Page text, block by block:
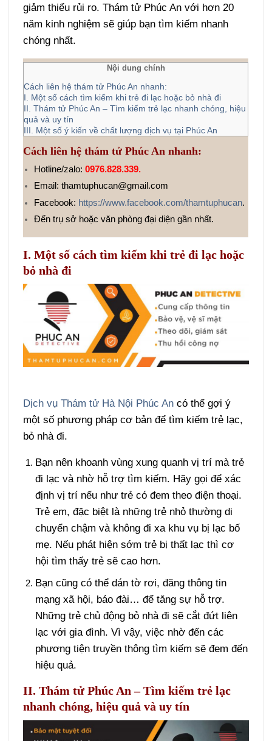
giảm thiểu rủi ro. Thám tử Phúc An với hơn 20
năm kinh nghiệm sẽ giúp bạn tìm kiếm nhanh
chóng nhất.
Nội dung chính
Cách liên hệ thám tử Phúc An nhanh:
I. Một số cách tìm kiếm khi trẻ đi lạc hoặc bỏ nhà đi
II. Thám tử Phúc An – Tìm kiếm trẻ lạc nhanh chóng, hiệu
quả và uy tín
III. Một số ý kiến về chất lượng dịch vụ tại Phúc An
Cách liên hệ thám tử Phúc An nhanh:
Hotline/zalo: 0976.828.339.
Email: thamtuphucan@gmail.com
Facebook: https://www.facebook.com/thamtuphucan.
Đến trụ sở hoặc văn phòng đại diện gần nhất.
I. Một số cách tìm kiếm khi trẻ đi lạc hoặc
bỏ nhà đi
Dịch vụ Thám tử Hà Nội Phúc An có thể gợi ý
một số phương pháp cơ bản để tìm kiếm trẻ lạc,
bỏ nhà đi.
Bạn nên khoanh vùng xung quanh vị trí mà trẻ
đi lạc và nhờ hỗ trợ tìm kiếm. Hãy gọi để xác
định vị trí nếu như trẻ có đem theo điện thoại.
Trẻ em, đặc biệt là những trẻ nhỏ thường di
chuyển chậm và không đi xa khu vụ bị lạc bố
mẹ. Nếu phát hiện sớm trẻ bị thất lạc thì cơ
hội tìm thấy trẻ sẽ cao hơn.
Bạn cũng có thể dán tờ rơi, đăng thông tin
mạng xã hội, báo đài… để tăng sự hỗ trợ.
Những trẻ chủ động bỏ nhà đi sẽ cắt đứt liên
lạc với gia đình. Vì vậy, việc nhờ đến các
phương tiện truyền thông tìm kiếm sẽ đem đến
hiệu quả.
II. Thám tử Phúc An – Tìm kiếm trẻ lạc
nhanh chóng, hiệu quả và uy tín